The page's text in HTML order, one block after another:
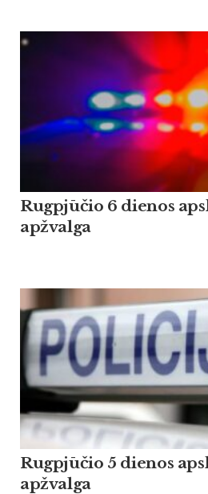
Rugpjūčio 6 dienos
apžvalga
Rugpjūčio 5 dienos
apžvalga